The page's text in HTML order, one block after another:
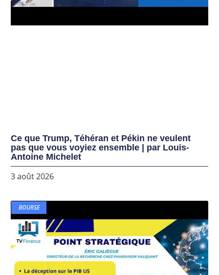
Ce que Trump, Téhéran et Pékin ne veulent
pas que vous voyiez ensemble | par Louis-
Antoine Michelet
3 août 2026
BOURSE